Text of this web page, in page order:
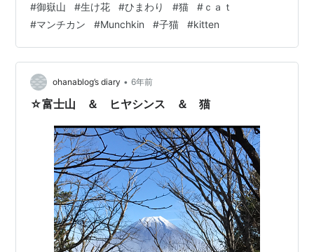
御嶽山が見えます。 天気が悪いと、見えません😿 天気が
良いと、今だと冠雪した御嶽山が綺麗に見えます。 たっ
た見えただけなのに、いい気分になれます。 今日は、い
い日だな！ なんて。 中央に見えるのが御嶽山です！ ち
ょっと霞んでいますネ😿 ◆猫 我が家の孫 女の子👩の美
弥（ミミ）です。 …
#御嶽山 #生け花 #ひまわり #猫 # ｃａｔ
#マンチカン #Munchkin #子猫 #kitten
ohanablog’s diary • 6年前
☆富士山 ＆ ヒヤシンス ＆ 猫